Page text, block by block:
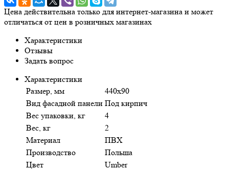
Цена действительна только для интернет-магазина и может
отличаться от цен в розничных магазинах
Характеристики
Отзывы
Задать вопрос
Характеристики
Размер, мм
440х90
Вид фасадной панели Под кирпич
Вес упаковки, кг
4
Вес, кг
2
Материал
ПВХ
Производство
Польша
Цвет
Umber